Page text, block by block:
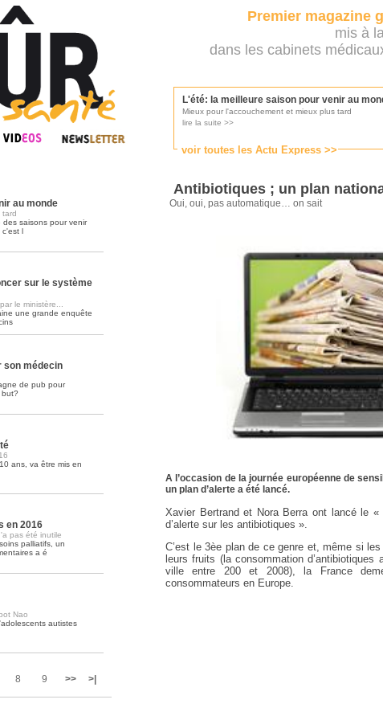
Premier magazine
mis à
dans les cabinets
voir toutes les Actu Express >>
L'été: la meilleure saison pour venir au
Mieux pour l'accouchement et mieux plus tard
lire la suite >>
Consultés par l'Ordre des médecins, pas par le
lire la suite >>
La pub au service des praticiens?
DMP, l'Arlésienne va devenir réalité
Déploiement prévu au 4ème trimestre 2016
Soins palliatifs: 40 millions de plus en 2016
La journée mondiale des soins palliatifs n'a pas été
au monde
tard
saisons pour venir
c'est l
sur le système
le ministère...
une grande enquête
son médecin
de pub pour
but?
ans, va être mis en
en 2016
pas été inutile
palliatifs, un
a é
Nao
autistes
8 9 >> >|
Antibiotiques ; un plan
Oui, oui, pas automatique… on sait
A l’occasion de la journée européenne de
un plan d’alerte a été lancé.
Xavier Bertrand et Nora Berra ont lancé le «
d’alerte sur les antibiotiques ».
C’est le 3èe plan de ce genre et, même si
leurs fruits (la consommation
ville entre 200 et 2008), la France
consommateurs en Europe.